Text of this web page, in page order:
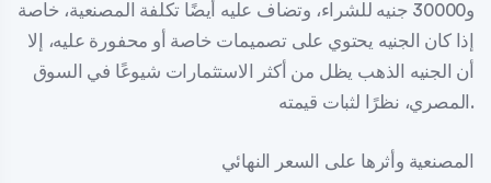
و30000 جنيه للشراء، وتضاف عليه أيضًا تكلفة المصنعية، خاصة
إذا كان الجنيه يحتوي على تصميمات خاصة أو محفورة عليه، إلا
أن الجنيه الذهب يظل من أكثر الاستثمارات شيوعًا في السوق
المصري، نظرًا لثبات قيمته.
المصنعية وأثرها على السعر النهائي